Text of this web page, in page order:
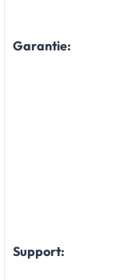
Garantie:
Support: